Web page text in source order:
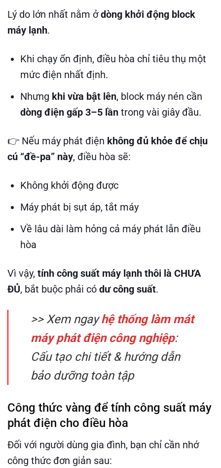
Lý do lớn nhất nằm ởdòng khởi động block
máy lạnh.
Khi chạy ổn định, điều hòa chỉ tiêu thụ một
mức điện nhất định.
Nhưng khi vừa bật lên, block máy nén cần
dòng điện gấp 3–5 lần trong vài giây đầu.
👉 Nếu máy phát điện không đủ khỏe để chịu
cú “đề-pa” này, điều hòa sẽ:
Không khởi động được
Máy phát bị sụt áp, tắt máy
Về lâu dài làm hỏng cả máy phát lẫn điều
hòa
Vì vậy, tính công suất máy lạnh thôi là CHƯA
ĐỦ, bắt buộc phải có dư công suất.
>> Xem ngayhệ thống làm mát
máy phát điện công nghiệp:
Cấu tạo chi tiết & hướng dẫn
bảo dưỡng toàn tập
Công thức vàng để tính công suất máy
phát điện cho điều hòa
Đối với người dùng gia đình, bạn chỉ cần nhớ
công thức đơn giản sau: